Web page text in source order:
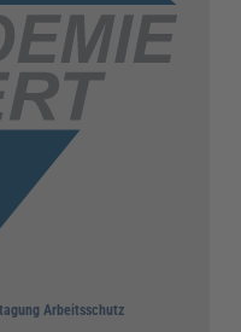
Arbeitsschutz